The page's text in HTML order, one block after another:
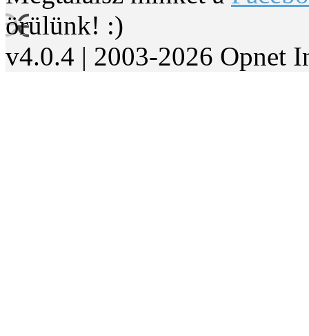
örülünk! :)
v4.0.4 | 2003-2026 Opnet